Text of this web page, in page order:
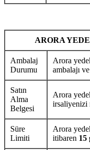
ARORA
Ambalaj
Durumu
Arora
ambalajı
Satın
Alma
Belgesi
Arora
irsaliyenizi
Süre
Limiti
Arora
itibaren 15